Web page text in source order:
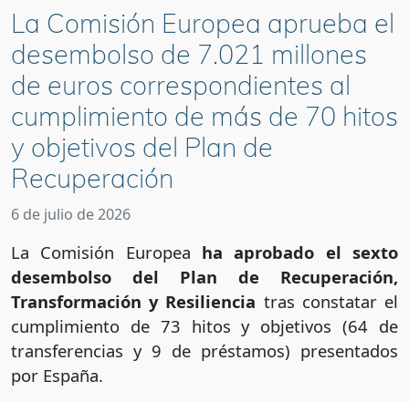
La Comisión Europea aprueba el
desembolso de 7.021 millones
de euros correspondientes al
cumplimiento de más de 70 hitos
y objetivos del Plan de
Recuperación
6 de julio de 2026
La Comisión Europea ha aprobado el sexto
desembolso del Plan de Recuperación,
Transformación y Resiliencia tras constatar el
cumplimiento de 73 hitos y objetivos (64 de
transferencias y 9 de préstamos) presentados
por España.